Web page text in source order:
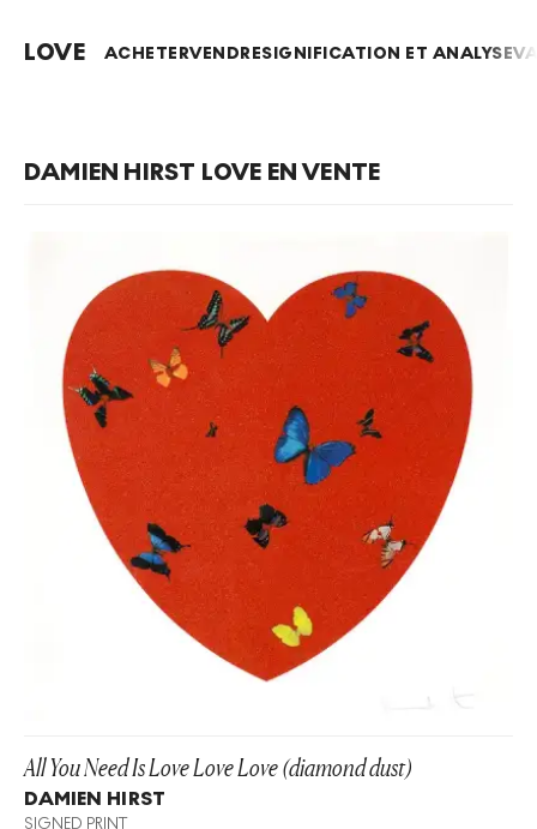
LOVE ACHETERVENDRESIGNIFICATION ET ANALYSE
DAMIEN HIRST LOVE EN VENTE
All You Need Is Love Love Love (diamond dust)
DAMIEN HIRST
SIGNED PRINT